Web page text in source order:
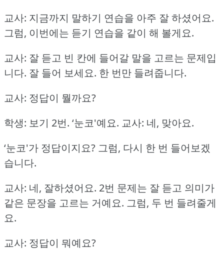
교사: 지금까지 말하기 연습을 아주 잘 하셨어요.
그럼, 이번에는 듣기 연습을 같이 해 볼게요.
교사: 잘 듣고 빈 칸에 들어갈 말을 고르는 문제입
니다. 잘 들어 보세요. 한 번만 들려줍니다.
교사: 정답이 뭘까요?
학생: 보기 2번. ‘눈코'예요. 교사: 네, 맞아요.
‘눈코'가 정답이지요? 그럼, 다시 한 번 들어보겠
습니다.
교사: 네, 잘하셨어요. 2번 문제는 잘 듣고 의미가
같은 문장을 고르는 거예요. 그럼, 두 번 들려줄게
요.
교사: 정답이 뭐예요?